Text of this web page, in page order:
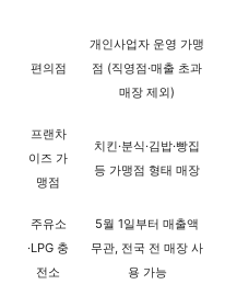
편의점
개인사업자 운영 가맹
점 (직영점·매출 초과
매장 제외)
프랜차
이즈 가
맹점
치킨·분식·김밥·빵집
등 가맹점 형태 매장
주유소
·LPG 충
전소
5월 1일부터 매출액
무관, 전국 전 매장 사
용 가능